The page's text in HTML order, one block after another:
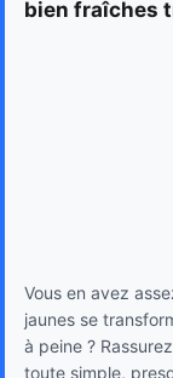
bien fraîches
Vous en avez
jaunes se
à peine ?
toute simple,